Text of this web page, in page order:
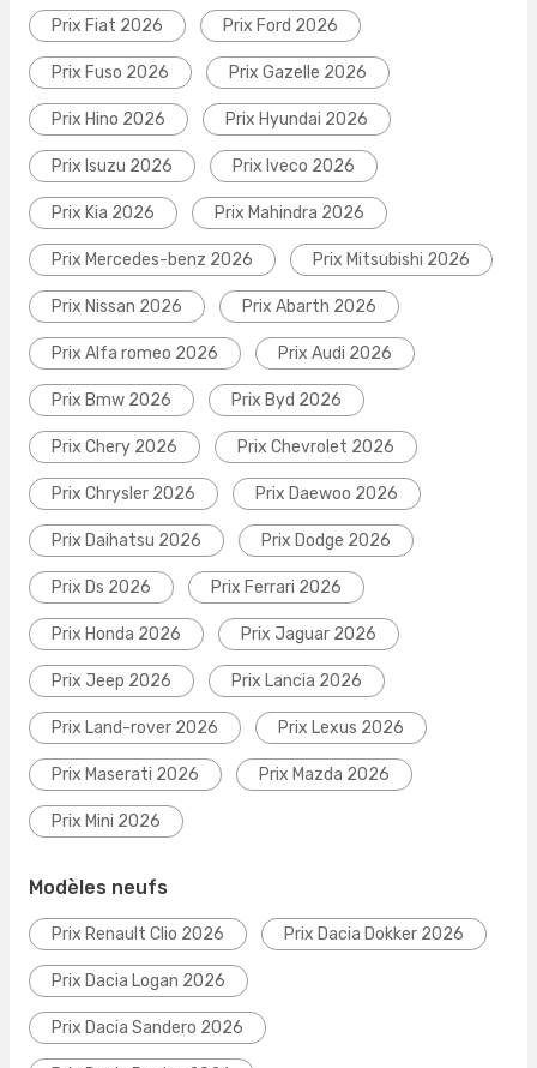
Prix Fiat 2026 Prix Ford 2026
Prix Fuso 2026 Prix Gazelle 2026
Prix Hino 2026 Prix Hyundai 2026
Prix Isuzu 2026 Prix Iveco 2026
Prix Kia 2026 Prix Mahindra 2026
Prix Mercedes-benz 2026 Prix Mitsubishi 2026
Prix Nissan 2026 Prix Abarth 2026
Prix Alfa romeo 2026 Prix Audi 2026
Prix Bmw 2026 Prix Byd 2026
Prix Chery 2026 Prix Chevrolet 2026
Prix Chrysler 2026 Prix Daewoo 2026
Prix Daihatsu 2026 Prix Dodge 2026
Prix Ds 2026 Prix Ferrari 2026
Prix Honda 2026 Prix Jaguar 2026
Prix Jeep 2026 Prix Lancia 2026
Prix Land-rover 2026 Prix Lexus 2026
Prix Maserati 2026 Prix Mazda 2026
Prix Mini 2026
Modèles neufs
Prix Renault Clio 2026 Prix Dacia Dokker 2026
Prix Dacia Logan 2026
Prix Dacia Sandero 2026